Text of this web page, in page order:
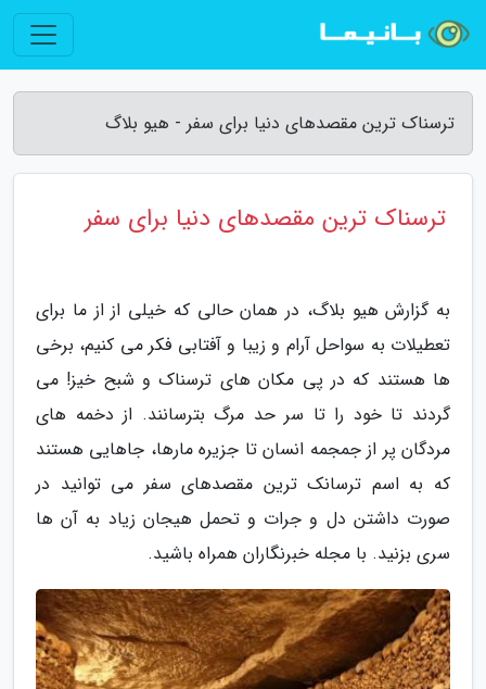
ترسناک ترین مقصدهای دنیا برای سفر - هیو بلاگ
ترسناک ترین مقصدهای دنیا برای سفر
به گزارش هیو بلاگ، در همان حالی که خیلی از از ما برای
تعطیلات به سواحل آرام و زیبا و آفتابی فکر می کنیم، برخی
ها هستند که در پی مکان های ترسناک و شبح خیز! می
گردند تا خود را تا سر حد مرگ بترسانند. از دخمه های
مردگان پر از جمجمه انسان تا جزیره مارها، جاهایی هستند
که به اسم ترسانک ترین مقصدهای سفر می توانید در
صورت داشتن دل و جرات و تحمل هیجان زیاد به آن ها
سری بزنید. با مجله خبرنگاران همراه باشید.